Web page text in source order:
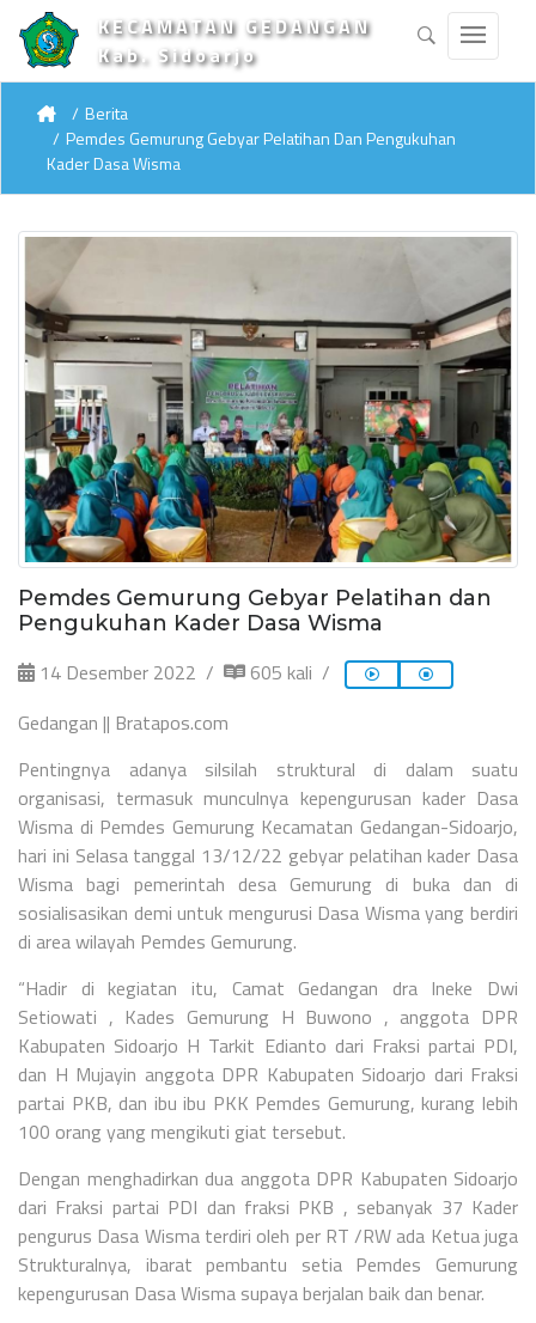
KECAMATAN GEDANGAN
Kab. Sidoarjo
Berita
Pemdes Gemurung Gebyar Pelatihan Dan Pengukuhan
Kader Dasa Wisma
Pemdes Gemurung Gebyar Pelatihan dan
Pengukuhan Kader Dasa Wisma
14 Desember 2022
605 kali
Gedangan || Bratapos.com
Pentingnya adanya silsilah struktural di dalam suatu
organisasi, termasuk munculnya kepengurusan kader Dasa
Wisma di Pemdes Gemurung Kecamatan Gedangan-Sidoarjo,
hari ini Selasa tanggal 13/12/22 gebyar pelatihan kader Dasa
Wisma bagi pemerintah desa Gemurung di buka dan di
sosialisasikan demi untuk mengurusi Dasa Wisma yang berdiri
di area wilayah Pemdes Gemurung.
“Hadir di kegiatan itu, Camat Gedangan dra Ineke Dwi
Setiowati , Kades Gemurung H Buwono , anggota DPR
Kabupaten Sidoarjo H Tarkit Edianto dari Fraksi partai PDI,
dan H Mujayin anggota DPR Kabupaten Sidoarjo dari Fraksi
partai PKB, dan ibu ibu PKK Pemdes Gemurung, kurang lebih
100 orang yang mengikuti giat tersebut.
Dengan menghadirkan dua anggota DPR Kabupaten Sidoarjo
dari Fraksi partai PDI dan fraksi PKB , sebanyak 37 Kader
pengurus Dasa Wisma terdiri oleh per RT /RW ada Ketua juga
Strukturalnya, ibarat pembantu setia Pemdes Gemurung
kepengurusan Dasa Wisma supaya berjalan baik dan benar.